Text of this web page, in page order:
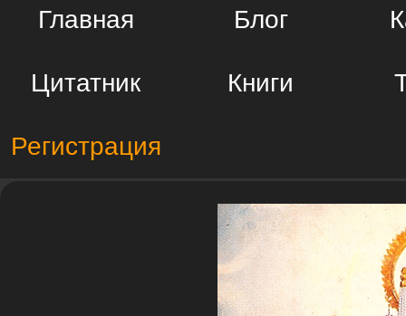
Главная Блог
Цитатник Книги
Регистрация